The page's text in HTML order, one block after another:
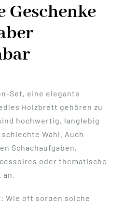
Geschenke
Set, eine elegante
Holzbrett gehören zu
hochwertig, langlebig
Wahl. Auch
Schachaufgaben,
oder thematische
Wie oft sorgen solche